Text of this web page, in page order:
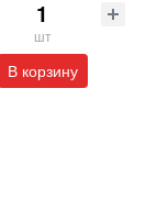
шт
В корзину